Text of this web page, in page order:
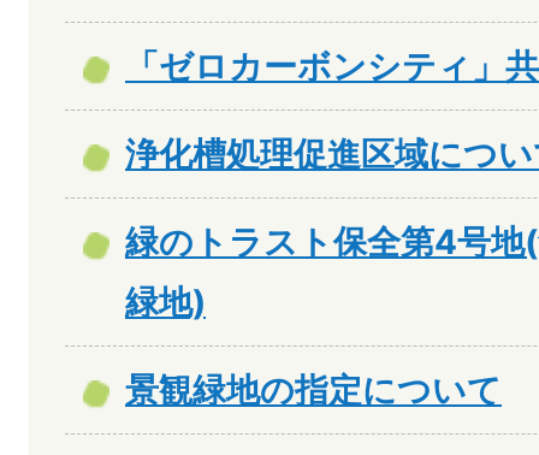
「ゼロカーボンシティ」
浄化槽処理促進区域につ
緑のトラスト保全第4号地
緑地)
景観緑地の指定について